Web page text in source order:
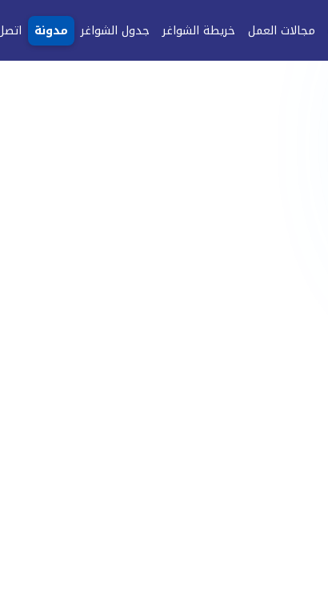
مجالات العمل خريطة الشواغر جدول الشواغر مدونة